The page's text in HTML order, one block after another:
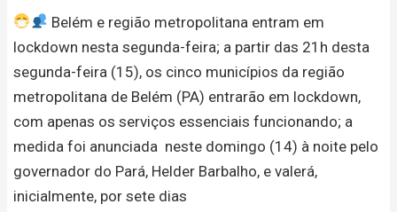
Belém e região metropolitana entram em
lockdown nesta segunda-feira; a partir das 21h desta
segunda-feira (15), os cinco municípios da região
metropolitana de Belém (PA) entrarão em lockdown,
com apenas os serviços essenciais funcionando; a
medida foi anunciada neste domingo (14) à noite pelo
governador do Pará, Helder Barbalho, e valerá,
inicialmente, por sete dias